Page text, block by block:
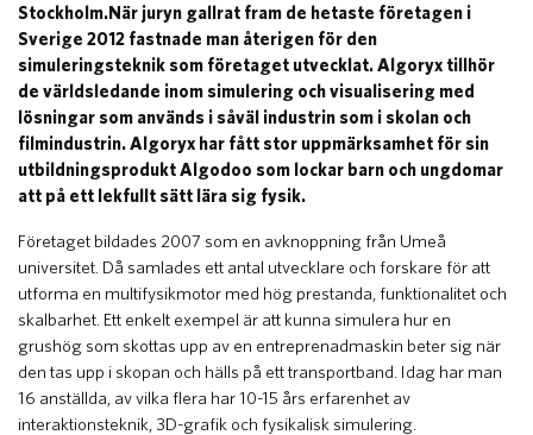
Stockholm.När juryn gallrat fram de hetaste företagen i
Sverige 2012 fastnade man återigen för den
simuleringsteknik som företaget utvecklat. Algoryx tillhör
de världsledande inom simulering och visualisering med
lösningar som används i såväl industrin som i skolan och
filmindustrin. Algoryx har fått stor uppmärksamhet för sin
utbildningsprodukt Algodoo som lockar barn och ungdomar
att på ett lekfullt sätt lära sig fysik.
Företaget bildades 2007 som en avknoppning från Umeå
universitet. Då samlades ett antal utvecklare och forskare för att
utforma en multifysikmotor med hög prestanda, funktionalitet och
skalbarhet. Ett enkelt exempel är att kunna simulera hur en
grushög som skottas upp av en entreprenadmaskin beter sig när
den tas upp i skopan och hälls på ett transportband. Idag har man
16 anställda, av vilka flera har 10-15 års erfarenhet av
interaktionsteknik, 3D-grafik och fysikalisk simulering.